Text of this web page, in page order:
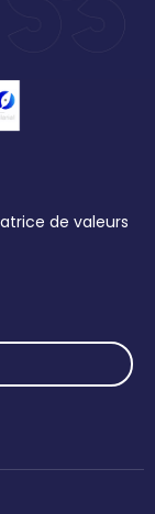
de valeurs